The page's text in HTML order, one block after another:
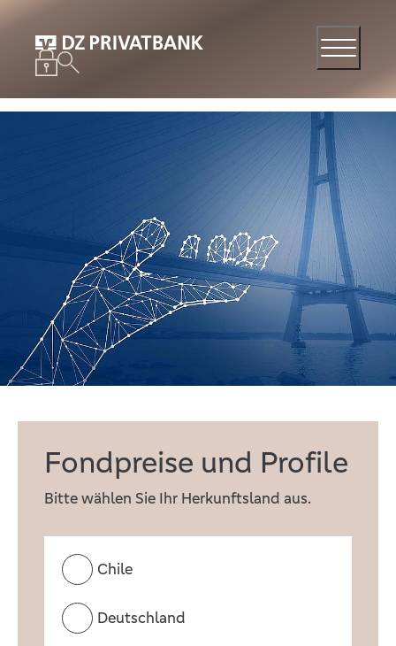
Fondpreise und Profile
Bitte wählen Sie Ihr Herkunftsland aus.
Chile
Deutschland